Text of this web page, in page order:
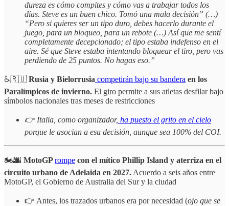
dureza es cómo compites y cómo vas a trabajar todos los
días. Steve es un buen chico. Tomó una mala decisión” (…)
“Pero si quieres ser un tipo duro, debes hacerlo durante el
juego, para un bloqueo, para un rebote (…) Así que me sentí
completamente decepcionado; el tipo estaba indefenso en el
aire. Sé que Steve estaba intentando bloquear el tiro, pero vas
perdiendo de 25 puntos. No hagas eso.”
♿🇷🇺 Rusia y Bielorrusia competirán bajo su bandera en los
Paralímpicos de invierno. El giro permite a sus atletas desfilar bajo
símbolos nacionales tras meses de restricciones
👉 Italia, como organizador, ha puesto el grito en el cielo
porque le asocian a esa decisión, aunque sea 100% del COI.
🏍️🌆 MotoGPrompe con el mítico Phillip Island y aterriza en el
circuito urbano de Adelaida en 2027. Acuerdo a seis años entre
MotoGP, el Gobierno de Australia del Sur y la ciudad
👉 Antes, los trazados urbanos era por necesidad (ojo que se